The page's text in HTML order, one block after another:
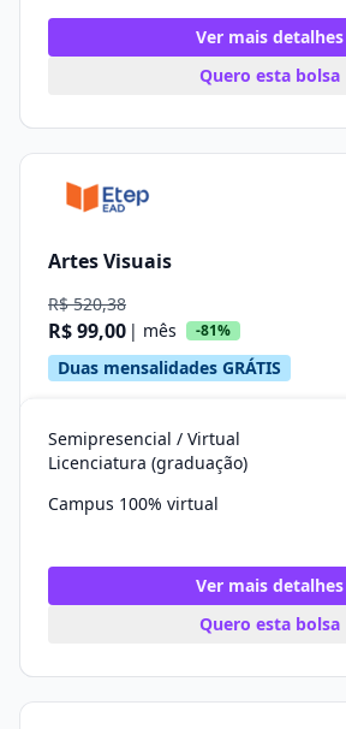
Ver mais detalhes
Quero esta bolsa
Artes Visuais
R$ 520,38
R$ 99,00 | mês -81%
Duas mensalidades GRÁTIS
Semipresencial / Virtual
Licenciatura (graduação)
Campus 100% virtual
Ver mais detalhes
Quero esta bolsa